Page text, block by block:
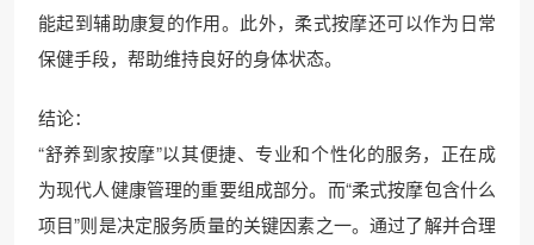
能起到辅助康复的作用。此外，柔式按摩还可以作为日常
保健手段，帮助维持良好的身体状态。
结论：
“舒养到家按摩”以其便捷、专业和个性化的服务，正在成
为现代人健康管理的重要组成部分。而“柔式按摩包含什么
项目”则是决定服务质量的关键因素之一。通过了解并合理